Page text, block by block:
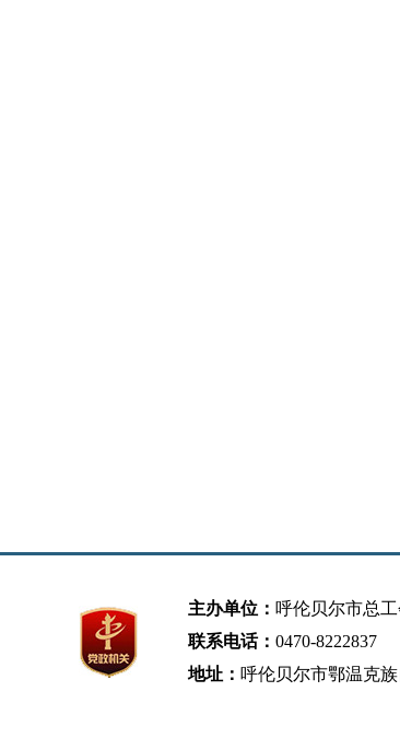
主办单位： 呼伦贝尔市总
联系电话： 0470-8222837
地址： 呼伦贝尔市鄂温克